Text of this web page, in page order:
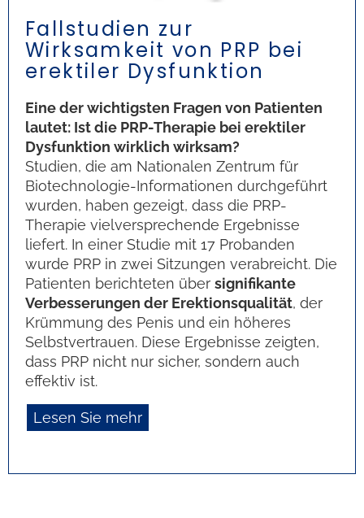
Fallstudien zur
Wirksamkeit von PRP bei
erektiler Dysfunktion
Eine der wichtigsten Fragen von Patienten
lautet: Ist die PRP-Therapie bei erektiler
Dysfunktion wirklich wirksam?
Studien, die am Nationalen Zentrum für
Biotechnologie-Informationen durchgeführt
wurden, haben gezeigt, dass die PRP-
Therapie vielversprechende Ergebnisse
liefert. In einer Studie mit 17 Probanden
wurde PRP in zwei Sitzungen verabreicht. Die
Patienten berichteten über signifikante
Verbesserungen der Erektionsqualität, der
Krümmung des Penis und ein höheres
Selbstvertrauen. Diese Ergebnisse zeigten,
dass PRP nicht nur sicher, sondern auch
effektiv ist.
Lesen Sie mehr